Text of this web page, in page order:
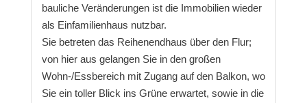
bauliche Veränderungen ist die Immobilien wieder
als Einfamilienhaus nutzbar.
Sie betreten das Reihenendhaus über den Flur;
von hier aus gelangen Sie in den großen
Wohn-/Essbereich mit Zugang auf den Balkon, wo
Sie ein toller Blick ins Grüne erwartet, sowie in die